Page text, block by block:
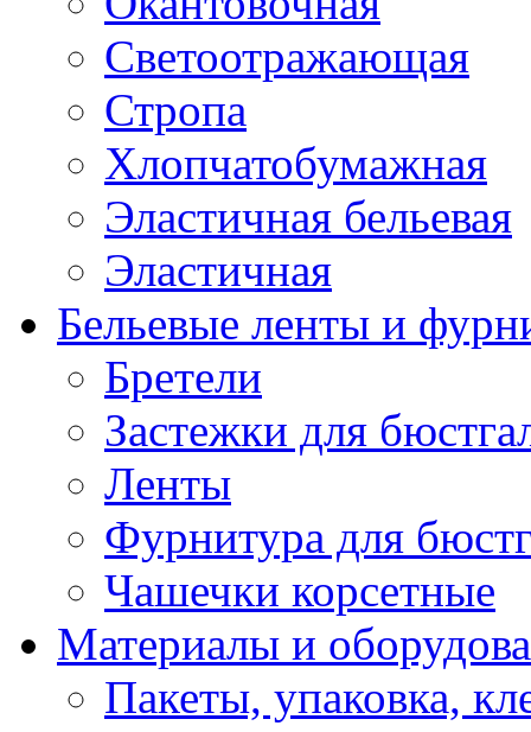
Светоотражающая
Стропа
Хлопчатобумажная
Эластичная бельевая
Эластичная
Бельевые ленты и
Бретели
Застежки для
Ленты
Фурнитура для
Чашечки корсетные
Материалы и
Пакеты, упаковка,